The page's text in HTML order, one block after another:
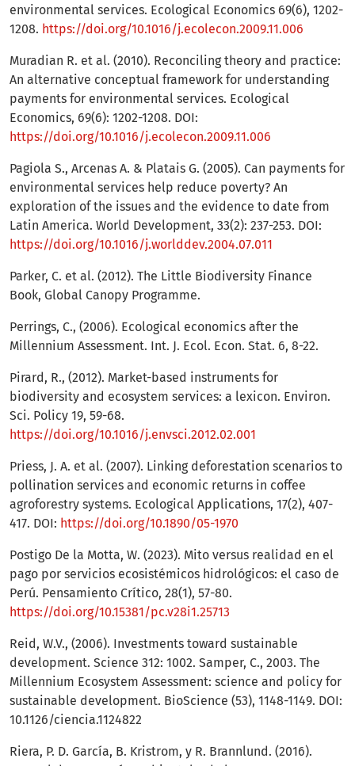
environmental services. Ecological Economics 69(6), 1202-
1208. https://doi.org/10.1016/j.ecolecon.2009.11.006
Muradian R. et al. (2010). Reconciling theory and practice:
An alternative conceptual framework for understanding
payments for environmental services. Ecological
Economics, 69(6): 1202-1208. DOI:
https://doi.org/10.1016/j.ecolecon.2009.11.006
Pagiola S., Arcenas A. & Platais G. (2005). Can payments for
environmental services help reduce poverty? An
exploration of the issues and the evidence to date from
Latin America. World Development, 33(2): 237-253. DOI:
https://doi.org/10.1016/j.worlddev.2004.07.011
Parker, C. et al. (2012). The Little Biodiversity Finance
Book, Global Canopy Programme.
Perrings, C., (2006). Ecological economics after the
Millennium Assessment. Int. J. Ecol. Econ. Stat. 6, 8-22.
Pirard, R., (2012). Market-based instruments for
biodiversity and ecosystem services: a lexicon. Environ.
Sci. Policy 19, 59-68.
https://doi.org/10.1016/j.envsci.2012.02.001
Priess, J. A. et al. (2007). Linking deforestation scenarios to
pollination services and economic returns in coffee
agroforestry systems. Ecological Applications, 17(2), 407-
417. DOI: https://doi.org/10.1890/05-1970
Postigo De la Motta, W. (2023). Mito versus realidad en el
pago por servicios ecosistémicos hidrológicos: el caso de
Perú. Pensamiento Crítico, 28(1), 57-80.
https://doi.org/10.15381/pc.v28i1.25713
Reid, W.V., (2006). Investments toward sustainable
development. Science 312: 1002. Samper, C., 2003. The
Millennium Ecosystem Assessment: science and policy for
sustainable development. BioScience (53), 1148-1149. DOI:
10.1126/ciencia.1124822
Riera, P. D. García, B. Kristrom, y R. Brannlund. (2016).